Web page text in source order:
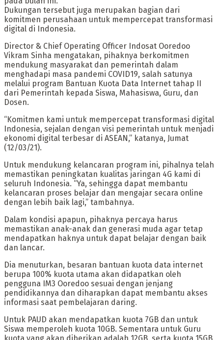
Dukungan tersebut juga merupakan bagian dari
komitmen perusahaan untuk mempercepat transformasi
digital di Indonesia.
Director & Chief Operating Officer Indosat Ooredoo
Vikram Sinha mengatakan, pihaknya berkomitmen
mendukung masyarakat dan pemerintah dalam
menghadapi masa pandemi COVID19, salah satunya
melalui program Bantuan Kuota Data Internet tahap II
dari Pemerintah kepada Siswa, Mahasiswa, Guru, dan
Dosen.
“Komitmen kami untuk mempercepat transformasi digital
Indonesia, sejalan dengan visi pemerintah untuk menjadi
ekonomi digital terbesar di ASEAN,” katanya, Jumat
(12/03/21).
Untuk mendukung kelancaran program ini, pihalnya telah
memastikan peningkatan kualitas jaringan 4G kami di
seluruh Indonesia. “Ya, sehingga dapat membantu
kelancaran proses belajar dan mengajar secara online
dengan lebih baik lagi,” tambahnya.
Dalam kondisi apapun, pihaknya percaya harus
memastikan anak-anak dan generasi muda agar tetap
mendapatkan haknya untuk dapat belajar dengan baik
dan lancar.
Dia menuturkan, besaran bantuan kuota data internet
berupa 100% kuota utama akan didapatkan oleh
pengguna IM3 Ooredoo sesuai dengan jenjang
pendidikannya dan diharapkan dapat membantu akses
informasi saat pembelajaran daring.
Untuk PAUD akan mendapatkan kuota 7GB dan untuk
Siswa memperoleh kuota 10GB. Sementara untuk Guru